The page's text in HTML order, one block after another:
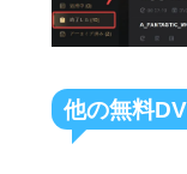
他の無料